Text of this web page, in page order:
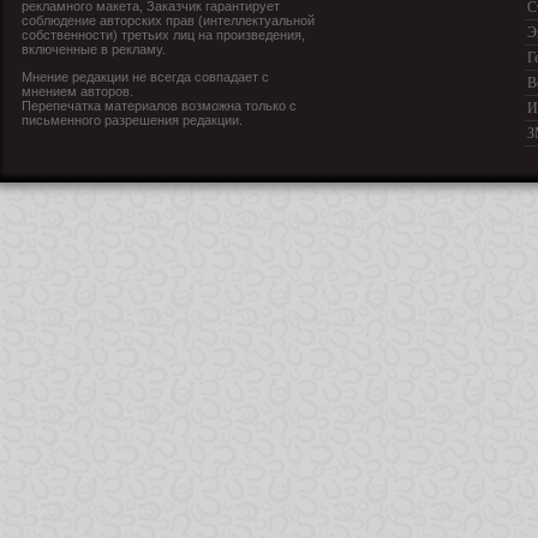
рекламного макета, Заказчик гарантирует
соблюдение авторских прав (интеллектуальной
собственности) третьих лиц на произведения,
включенные в рекламу.
Мнение редакции не всегда совпадает с
мнением авторов.
Перепечатка материалов возможна только с
письменного разрешения редакции.